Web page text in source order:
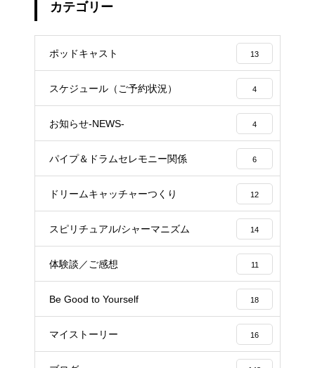
カテゴリー
ポッドキャスト 13
スケジュール（ご予約状況） 4
お知らせ-NEWS- 4
パイプ＆ドラムセレモニー関係 6
ドリームキャッチャーつくり 12
スピリチュアル/シャーマニズム 14
体験談／ご感想 11
Be Good to Yourself 18
マイストーリー 16